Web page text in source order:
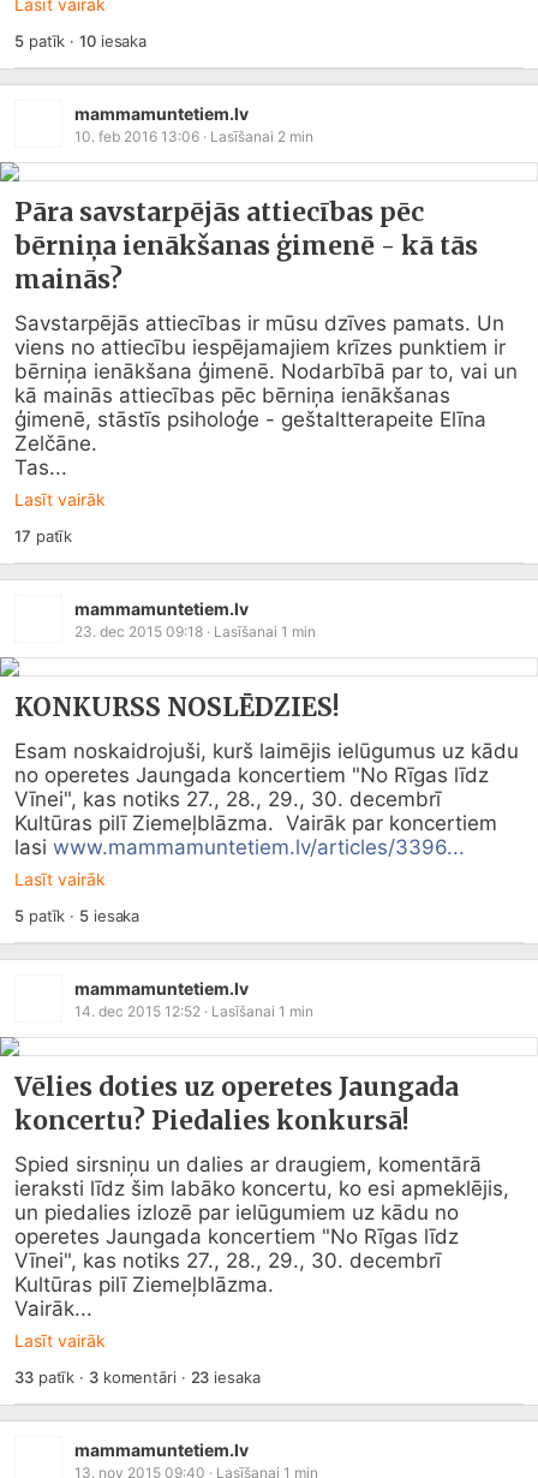
Lasīt vairāk
5patīk ·10iesaka
mammamuntetiem.lv
10. feb 2016 13:06 · Lasīšanai 2 min
Pāra savstarpējās attiecības pēc
bērniņa ienākšanas ģimenē - kā tās
mainās?
Savstarpējās attiecības ir mūsu dzīves pamats. Un
viens no attiecību iespējamajiem krīzes punktiem ir
bērniņa ienākšana ģimenē. Nodarbībā par to, vai un
kā mainās attiecības pēc bērniņa ienākšanas
ģimenē, stāstīs psiholoģe - geštaltterapeite Elīna
Zelčāne.
Tas...
Lasīt vairāk
17 patīk
mammamuntetiem.lv
23. dec 2015 09:18 · Lasīšanai 1 min
KONKURSS NOSLĒDZIES!
Esam noskaidrojuši, kurš laimējis ielūgumus uz kādu
no operetes Jaungada koncertiem "No Rīgas līdz
Vīnei", kas notiks 27., 28., 29., 30. decembrī
Kultūras pilī Ziemeļblāzma.  Vairāk par koncertiem
lasi www.mammamuntetiem.lv/articles/3396...
Lasīt vairāk
5patīk · 5iesaka
mammamuntetiem.lv
14. dec 2015 12:52 · Lasīšanai 1 min
Vēlies doties uz operetes Jaungada
koncertu? Piedalies konkursā!
Spied sirsniņu un dalies ar draugiem, komentārā
ieraksti līdz šim labāko koncertu, ko esi apmeklējis,
un piedalies izlozē par ielūgumiem uz kādu no
operetes Jaungada koncertiem "No Rīgas līdz
Vīnei", kas notiks 27., 28., 29., 30. decembrī
Kultūras pilī Ziemeļblāzma.
Vairāk...
Lasīt vairāk
33patīk · 3komentāri · 23 iesaka
mammamuntetiem.lv
13. nov 2015 09:40 · Lasīšanai 1 min